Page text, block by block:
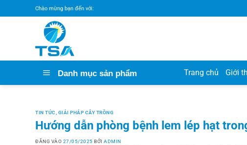
qua
Chào mừng bạn đến với:
Danh mục sản phẩm Trang chủ Giới
TIN TỨC GIẢI PHÁP CÂY TRỒNG
Hướng dẫn phòng bệnh lem lép hạt
ĐĂNG VÀO 27/05/2025 BỞIADMIN